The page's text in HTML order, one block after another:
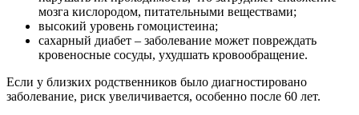
мозга кислородом, питательными веществами;
высокий уровень гомоцистеина;
сахарный диабет – заболевание может повреждать
кровеносные сосуды, ухудшать кровообращение.
Если у близких родственников было диагностировано
заболевание, риск увеличивается, особенно после 60 лет.